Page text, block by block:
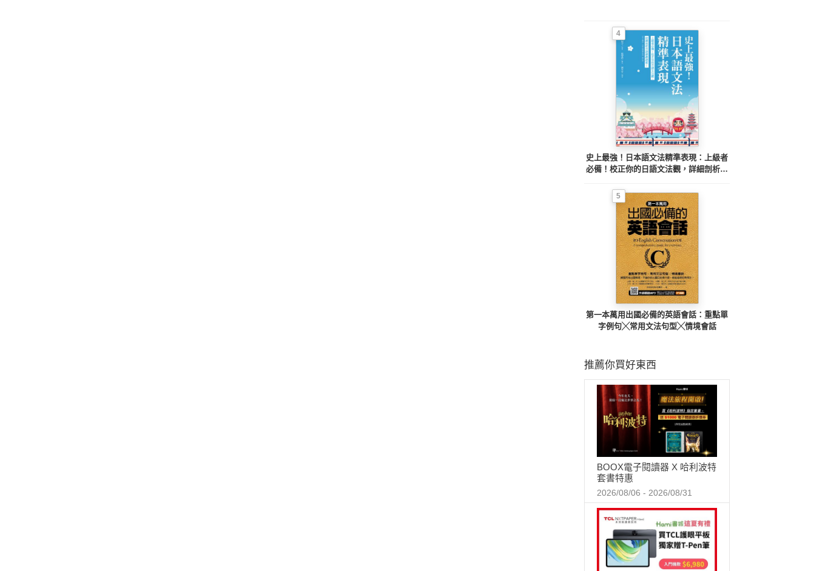
4
史上最強！日本語文法精準表現：上級者
必備！校正你的日語文法觀，詳細剖析日
5
第一本萬用出國必備的英語會話：重點單
字例句╳常用文法句型╳情境會話
推薦你買好東西
BOOX電子閱讀器 X 哈利波特
套書特惠
2026/08/06 - 2026/08/31